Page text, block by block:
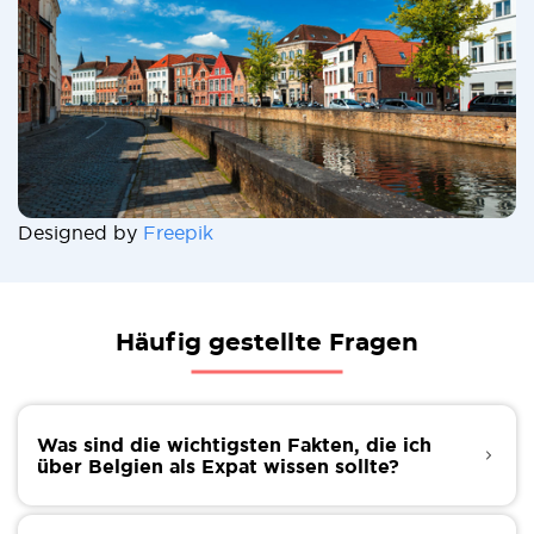
Designed by Freepik
Häufig gestellte Fragen
Was sind die wichtigsten Fakten, die ich
über Belgien als Expat wissen sollte?
Hier sind einige kurze Fakten, die dir einen Eindruck